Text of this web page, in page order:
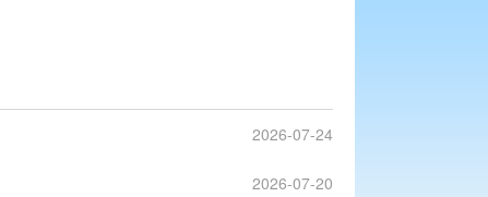
2026-07-24
2026-07-20